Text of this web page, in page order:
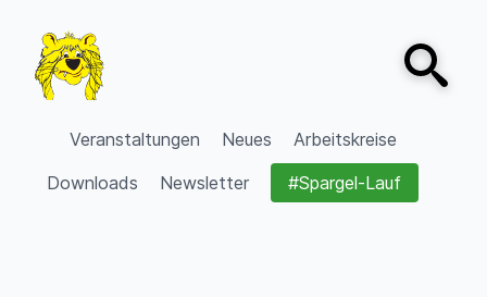
VVV Burgdorf
Veranstaltungen Neues
Arbeitskreise
Downloads
Newsletter #Spargel-Lauf
Open